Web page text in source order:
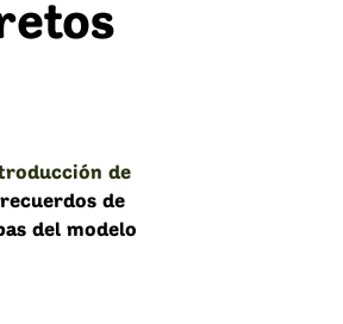
de
de
del modelo